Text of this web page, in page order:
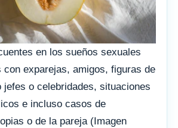
en los sueños sexuales
con exparejas, amigos, figuras de
jefes o celebridades, situaciones
e incluso casos de
o de la pareja (Imagen